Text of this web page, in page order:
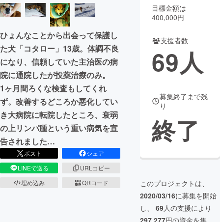
CAMPFIREふるさと納税
コミュニティ
ひょんなことから出会って保護し
た犬「コタロー」13歳。体調不良
になり、信頼していた主治医の病
院に通院したが投薬治療のみ。
1ヶ月間ろくな検査もしてくれ
ず。改善するどころか悪化してい
き大病院に転院したところ、衰弱
の上リンパ腫という重い病気を宣
告されました…
ポスト
シェア
LINEで送る
URLコピー
埋め込み
QRコード
目標金額は
400,000円
支援者数
69人
募集終了まで残
り
終了
このプロジェクトは、
2020/03/16に募集を開始
し、 69人の支援により
297,277円の資金を集